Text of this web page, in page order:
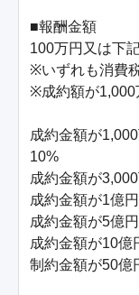
■報酬金額
100万円又は下
※いずれも消費
※成約額が1,000
成約金額が
10%
成約金額が
成約金額が1億
成約金額が5億
成約金額が10億
制約金額が50億